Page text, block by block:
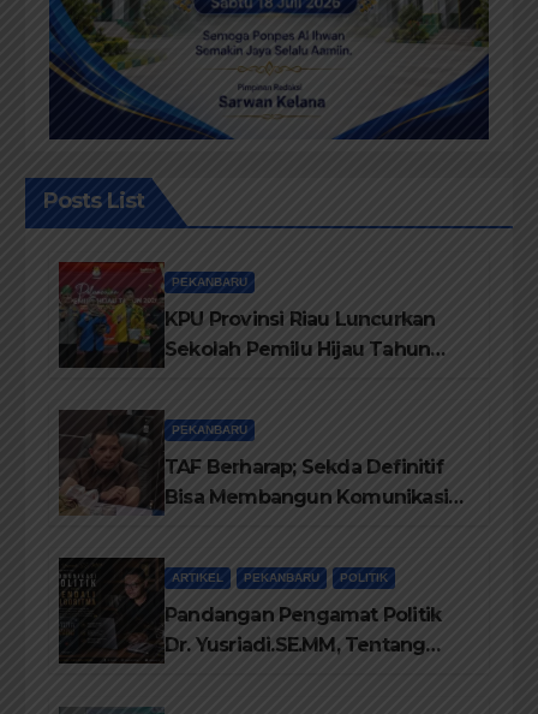
Posts List
PEKANBARU
KPU Provinsi Riau Luncurkan
Sekolah Pemilu Hijau Tahun
Lingkungan
PEKANBARU
TAF Berharap; Sekda Definitif
Bisa Membangun Komunikasi
ARTIKEL PEKANBARU POLITIK
Pandangan Pengamat Politik
Dr. Yusriadi.SE.MM, Tentang